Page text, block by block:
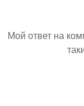
Мой ответ на